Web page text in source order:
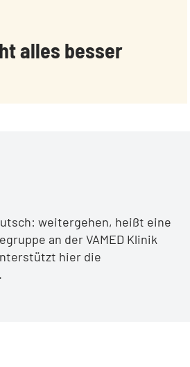
alles besser
weitergehen, heißt eine
an der VAMED Klinik
hier die